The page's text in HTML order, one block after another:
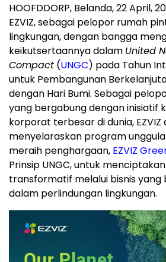
HOOFDDORP, Belanda, 22 April,
EZVIZ, sebagai pelopor rumah
lingkungan, dengan bangga
keikutsertaannya dalam United
Compact (UNGC) pada Tahun
untuk Pembangunan
dengan Hari Bumi. Sebagai
yang bergabung dengan inisiatif
korporat terbesar di dunia, EZVIZ
menyelaraskan program
meraih penghargaan, EZVIZ
Prinsip UNGC, untuk
transformatif melalui bisnis
dalam perlindungan lingkungan.